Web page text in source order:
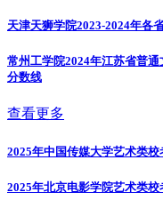
天津天狮学院2023-2024年各
常州工学院2024年江苏省普
分数线
查看更多
2025年中国传媒大学艺术类
2025年北京电影学院艺术类